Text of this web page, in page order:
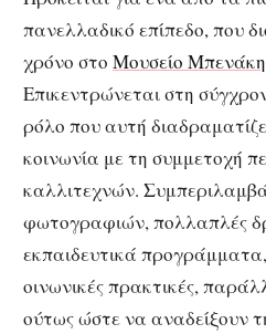
πανελλαδικό επίπεδο, που
χρόνο στο Μουσείο Μπενάκη
Επικεντρώνεται στη
ρόλο που αυτή
κοινωνία με τη συμμετοχή
καλλιτεχνών.
φωτογραφιών, πολλαπλές
εκπαιδευτικά
οινωνικές πρακτικές,
ούτως ώστε να αναδείξουν